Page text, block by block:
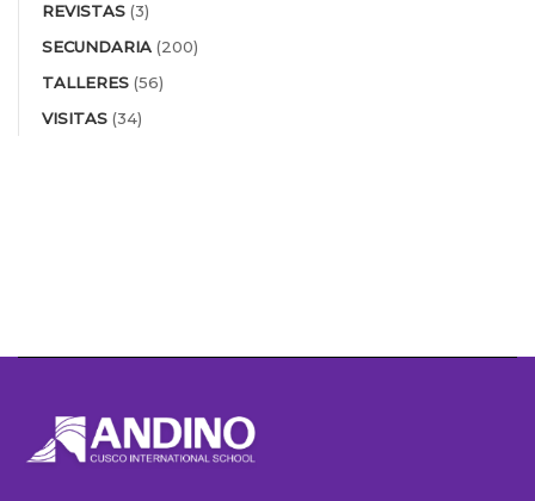
REVISTAS (3)
SECUNDARIA (200)
TALLERES (56)
VISITAS (34)